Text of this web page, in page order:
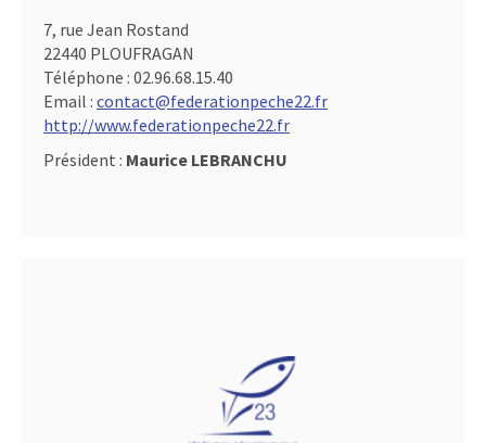
7, rue Jean Rostand
22440 PLOUFRAGAN
Téléphone : 02.96.68.15.40
Email : contact@federationpeche22.fr
http://www.federationpeche22.fr
Président : Maurice LEBRANCHU